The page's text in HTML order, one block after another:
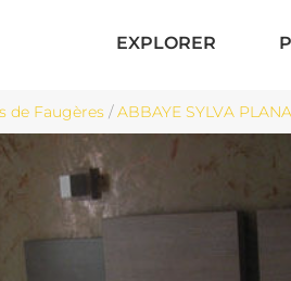
EXPLORER
de Faugères /ABBAYE SYLVA